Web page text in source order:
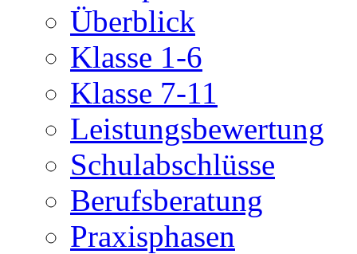
Überblick
Klasse 1-6
Klasse 7-11
Leistungsbewertung
Schulabschlüsse
Berufsberatung
Praxisphasen